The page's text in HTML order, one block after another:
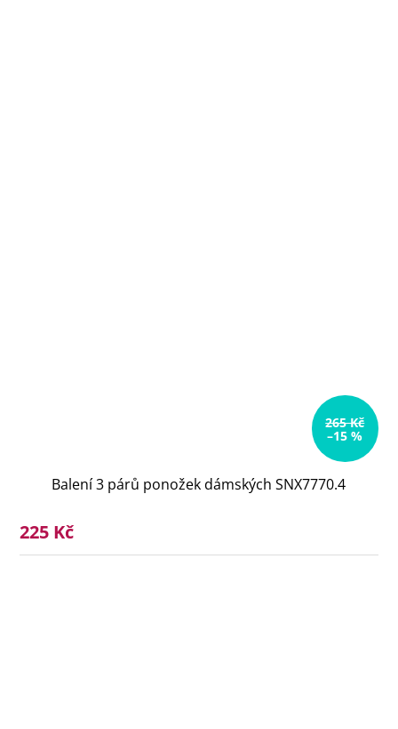
265 Kč
–15 %
Balení 3 párů ponožek dámských SNX7770.4
225 Kč